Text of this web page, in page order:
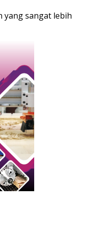
yang sangat lebih